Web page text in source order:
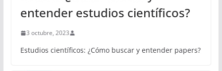
entender estudios científicos?
3 octubre, 2023
Estudios científicos: ¿Cómo buscar y entender papers?